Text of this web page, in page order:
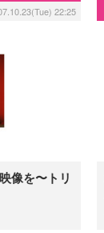
22:25
像を〜トリ